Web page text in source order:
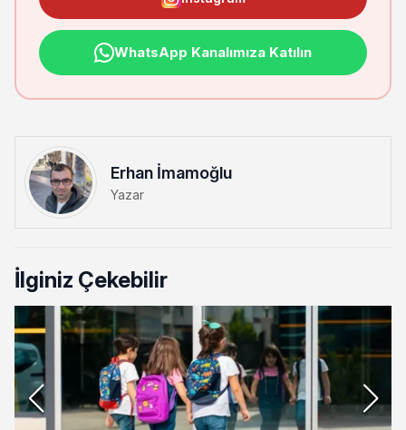
WhatsApp Kanalımıza Katılın
Erhan İmamoğlu
Yazar
İlginiz Çekebilir